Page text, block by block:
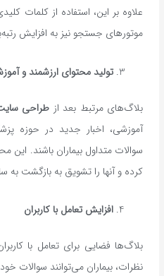
علاوه بر این، استفاده از کلمات
موتورهای جستجو نیز به افزایش
تولید محتوای ارزشمند و
بلاگ‌های مرتبط بعد از طراحی
آموزشی، اخبار جدید در حوزه
سوالات متداول بیماران باشند. این
کرده و آنها را تشویق به بازگشت به
افزایش تعامل با کاربران
بلاگ‌ها فضایی برای تعامل با
نظرات، بیماران می‌توانند سوالات